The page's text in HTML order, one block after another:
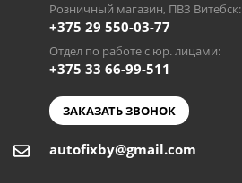
Розничный магазин, ПВЗ Витебск:
+375 29 550-03-77
Отдел по работе с юр. лицами:
+375 33 66-99-511
ЗАКАЗАТЬ ЗВОНОК
autofixby@gmail.com